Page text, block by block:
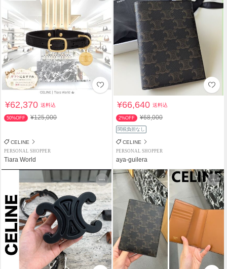
¥62,370送料込
50%OFF ¥125,000
CELINE
PERSONAL SHOPPER
Tiara World
¥66,640送料込
2%OFF ¥68,000
関税負担なし
CELINE
PERSONAL SHOPPER
aya-guilera